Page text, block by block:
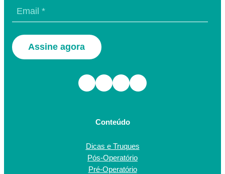
Assine agora
Facebook Instagram TikTok Youtube
Conteúdo
Dicas e Truques
Pós-Operatório
Pré-Operatório